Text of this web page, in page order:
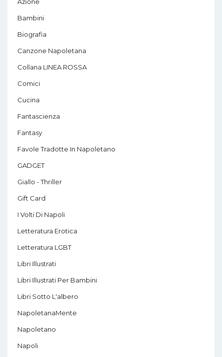
Bambini
Biografia
Canzone Napoletana
Collana LINEA ROSSA
Comici
Cucina
Fantascienza
Fantasy
Favole Tradotte In Napoletano
GADGET
Giallo - Thriller
Gift Card
I Volti Di Napoli
Letteratura Erotica
Letteratura LGBT
Libri Illustrati
Libri Illustrati Per Bambini
Libri Sotto L'albero
NapoletanaMente
Napoletano
Napoli